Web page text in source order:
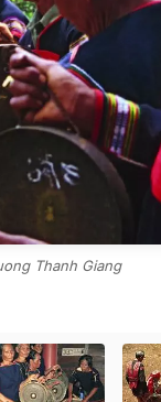
Thanh Giang